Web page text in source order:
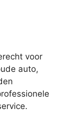
voor
auto,